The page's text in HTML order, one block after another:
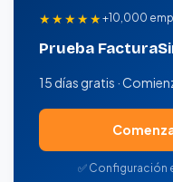
★★★★★+10,000
Prueba
15 días gratis ·
✅ Configuración